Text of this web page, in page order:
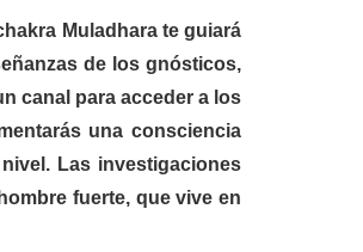
Muladhara te guiará
de los gnósticos,
canal para acceder a los
una consciencia
Las investigaciones
fuerte, que vive en